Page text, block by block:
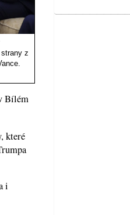
z
Bílém
které
i